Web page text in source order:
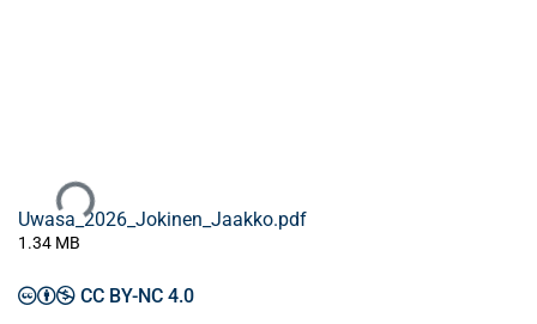
Uwasa_2026_Jokinen_Jaakko.pdf
1.34 MB
CC BY-NC 4.0